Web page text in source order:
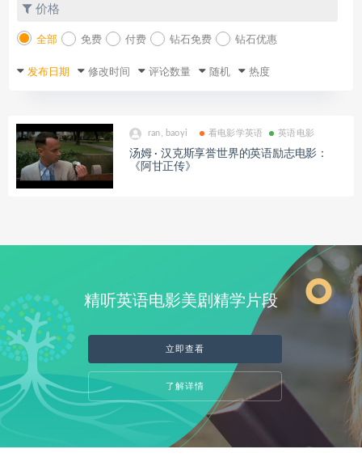
价格
全部 免费 付费 钻石免费 钻石优惠
发布日期 修改时间 评论数量 随机 热度
ran, baoyi 看电影学英语 英语电影
汤姆 · 汉克斯享誉世界的英语励志电影：
《阿甘正传》
精听英语电影美剧精学片段
立即查看
了解详情